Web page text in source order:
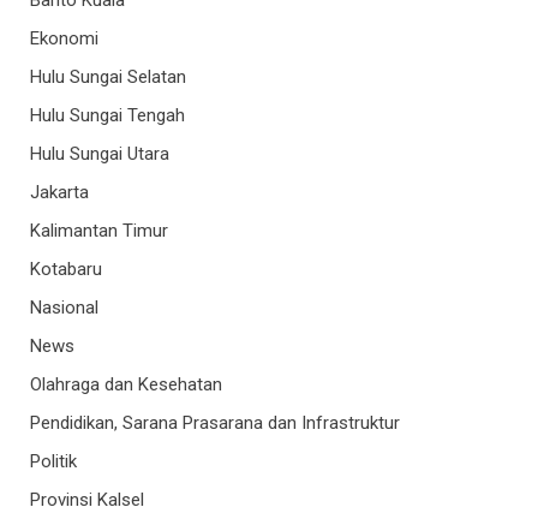
Ekonomi
Hulu Sungai Selatan
Hulu Sungai Tengah
Hulu Sungai Utara
Jakarta
Kalimantan Timur
Kotabaru
Nasional
News
Olahraga dan Kesehatan
Pendidikan, Sarana Prasarana dan Infrastruktur
Politik
Provinsi Kalsel